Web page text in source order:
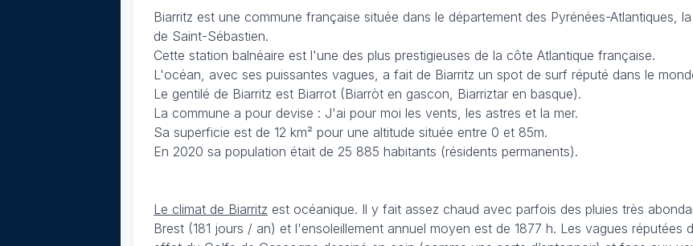
Biarritz est une commune française située dans le département des Pyrénées-Atlantiques,
de Saint-Sébastien.
Cette station balnéaire est l'une des plus prestigieuses de la côte Atlantique française.
L'océan, avec ses puissantes vagues, a fait de Biarritz un spot de surf réputé dans le
Le gentilé de Biarritz est Biarrot (Biarròt en gascon, Biarriztar en basque).
La commune a pour devise : J'ai pour moi les vents, les astres et la mer.
Sa superficie est de 12 km² pour une altitude située entre 0 et 85m.
En 2020 sa population était de 25 885 habitants (résidents permanents).
Le climat de Biarritz est océanique. Il y fait assez chaud avec parfois des pluies très
Brest (181 jours / an) et l'ensoleillement annuel moyen est de 1877 h. Les vagues réputées